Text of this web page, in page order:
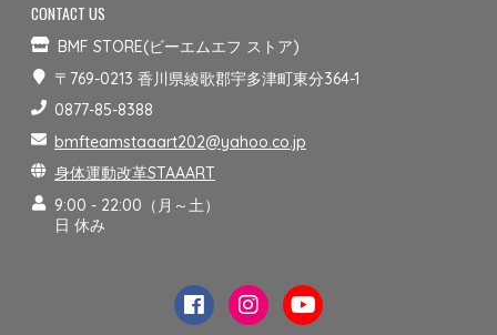
CONTACT US
BMF STORE(ビーエムエフ ストア)
〒769-0213 香川県綾歌郡宇多津町東分364-1
0877-85-8388
bmfteamstaaart202@yahoo.co.jp
身体運動改革STAAART
9:00 - 22:00（月～土）
日 休み